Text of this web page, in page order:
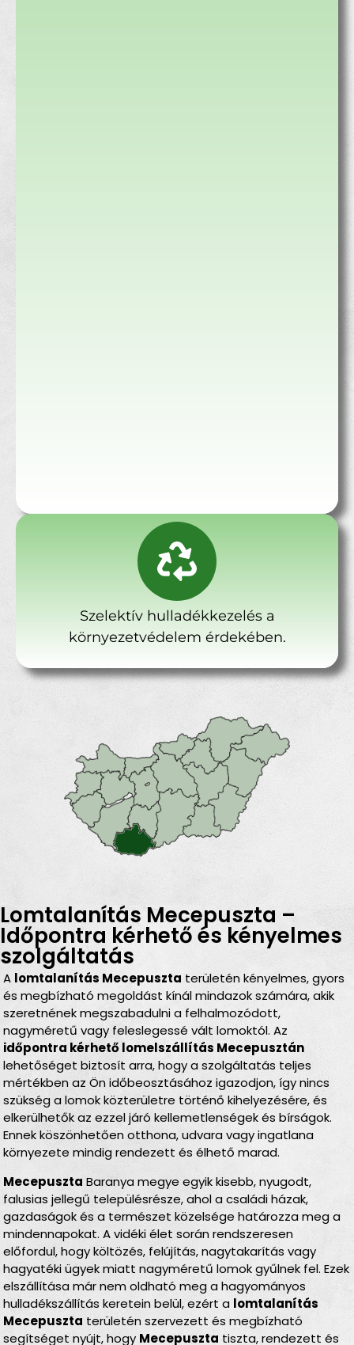
Szelektív hulladékkezelés a
környezetvédelem érdekében.
Lomtalanítás Mecepuszta –
Időpontra kérhető és kényelmes
szolgáltatás
A lomtalanítás Mecepuszta területén kényelmes, gyors
és megbízható megoldást kínál mindazok számára, akik
szeretnének megszabadulni a felhalmozódott,
nagyméretű vagy feleslegessé vált lomoktól. Az
időpontra kérhető lomelszállítás Mecepusztán
lehetőséget biztosít arra, hogy a szolgáltatás teljes
mértékben az Ön időbeosztásához igazodjon, így nincs
szükség a lomok közterületre történő kihelyezésére, és
elkerülhetők az ezzel járó kellemetlenségek és bírságok.
Ennek köszönhetően otthona, udvara vagy ingatlana
környezete mindig rendezett és élhető marad.
Mecepuszta Baranya megye egyik kisebb, nyugodt,
falusias jellegű településrésze, ahol a családi házak,
gazdaságok és a természet közelsége határozza meg a
mindennapokat. A vidéki élet során rendszeresen
előfordul, hogy költözés, felújítás, nagytakarítás vagy
hagyatéki ügyek miatt nagyméretű lomok gyűlnek fel. Ezek
elszállítása már nem oldható meg a hagyományos
hulladékszállítás keretein belül, ezért a lomtalanítás
Mecepuszta területén szervezett és megbízható
segítséget nyújt, hogy Mecepuszta tiszta, rendezett és